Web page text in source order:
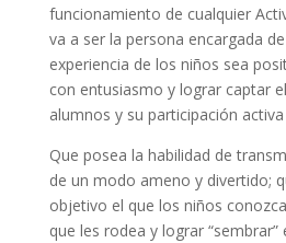
funcionamiento de cualquier
va a ser la persona encargada
experiencia de los niños sea
con entusiasmo y lograr captar
alumnos y su participación
Que posea la habilidad de
de un modo ameno y divertido;
objetivo el que los niños
que les rodea y lograr